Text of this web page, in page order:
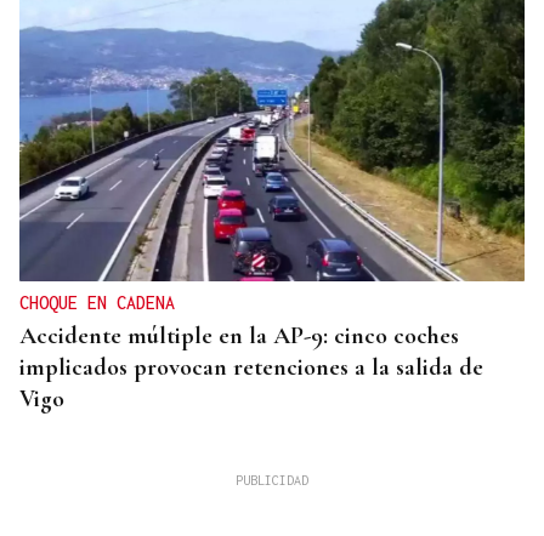
CHOQUE EN CADENA
Accidente múltiple en la AP-9: cinco coches
implicados provocan retenciones a la salida de
Vigo